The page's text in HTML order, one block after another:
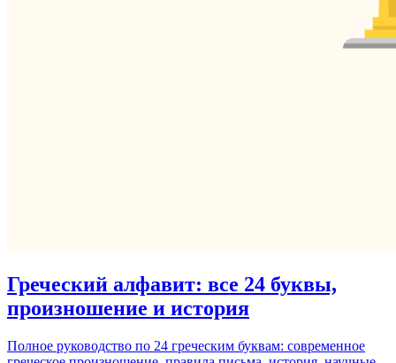
Греческий алфавит: все 24 буквы,
произношение и история
Полное руководство по 24 греческим буквам: современное